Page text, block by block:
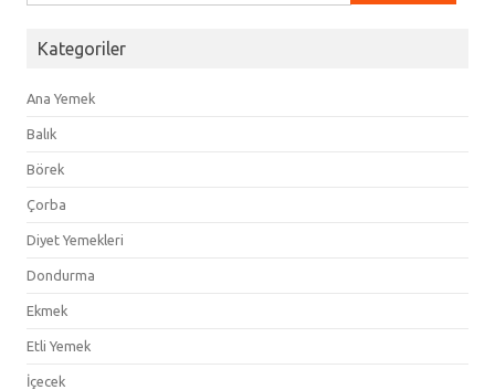
Kategoriler
Ana Yemek
Balık
Börek
Çorba
Diyet Yemekleri
Dondurma
Ekmek
Etli Yemek
İçecek